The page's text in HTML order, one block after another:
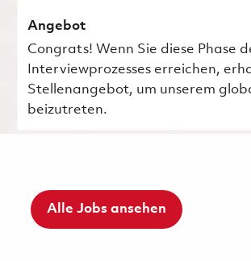
Angebot
Congrats! Wenn Sie diese Phase
Interviewprozesses erreichen,
Stellenangebot, um unserem
beizutreten.
Alle Jobs ansehen